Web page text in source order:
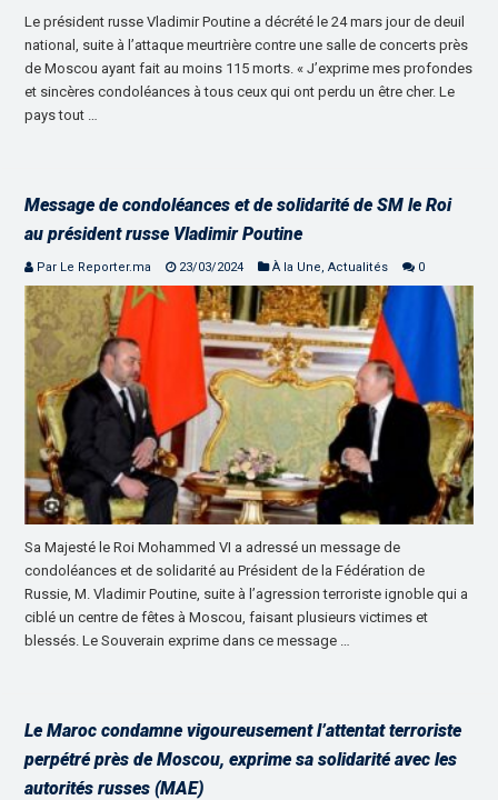
Le président russe Vladimir Poutine a décrété le 24 mars jour de deuil
national, suite à l’attaque meurtrière contre une salle de concerts près
de Moscou ayant fait au moins 115 morts. « J’exprime mes profondes
et sincères condoléances à tous ceux qui ont perdu un être cher. Le
pays tout …
Message de condoléances et de solidarité de SM le Roi
au président russe Vladimir Poutine
Par Le Reporter.ma 23/03/2024 À la Une,Actualités 0
Sa Majesté le Roi Mohammed VI a adressé un message de
condoléances et de solidarité au Président de la Fédération de
Russie, M. Vladimir Poutine, suite à l’agression terroriste ignoble qui a
ciblé un centre de fêtes à Moscou, faisant plusieurs victimes et
blessés. Le Souverain exprime dans ce message …
Le Maroc condamne vigoureusement l’attentat terroriste
perpétré près de Moscou, exprime sa solidarité avec les
autorités russes (MAE)